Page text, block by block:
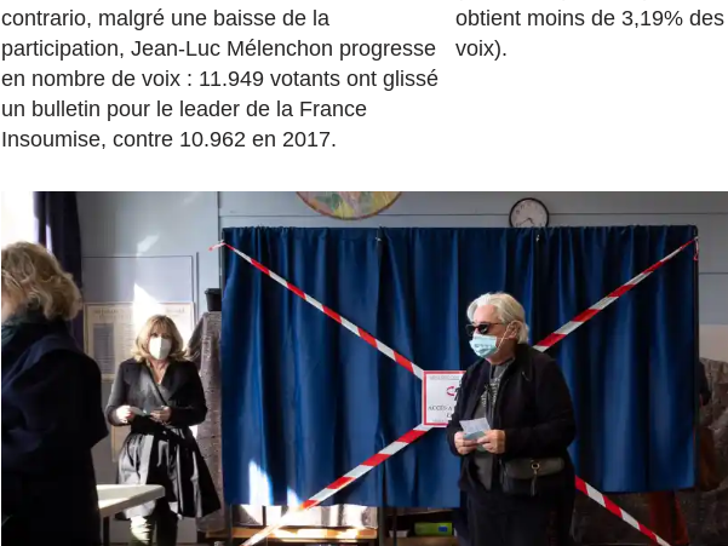
contrario, malgré une baisse de la
participation, Jean-Luc Mélenchon progresse
en nombre de voix : 11.949 votants ont glissé
un bulletin pour le leader de la France
Insoumise, contre 10.962 en 2017.
obtient moins de 3,19%
voix).